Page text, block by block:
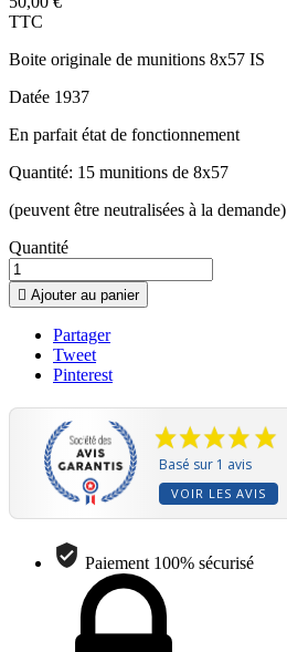
TTC
Boite originale de munitions 8x57 IS
Datée 1937
En parfait état de fonctionnement
Quantité: 15 munitions de 8x57
(peuvent être neutralisées à la demande)
Quantité
 Ajouter au panier
Partager
Tweet
Pinterest
Basé sur 1 avis
VOIR LES AVIS
Paiement 100% sécurisé